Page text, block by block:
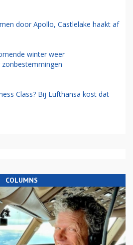
door Apollo, Castlelake haakt af
winter weer
Class? Bij Lufthansa kost dat
COLUMNS